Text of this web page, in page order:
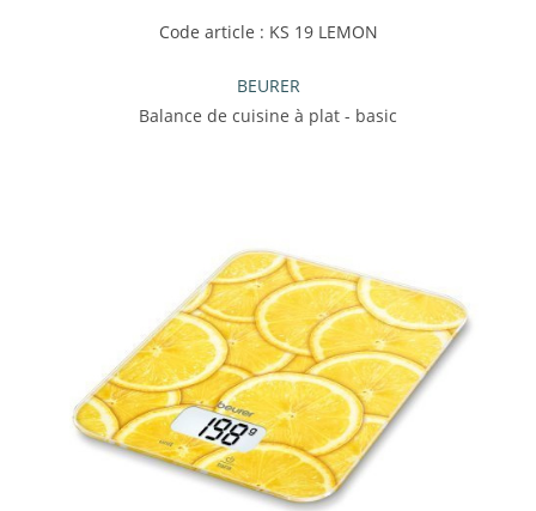
Code article : KS 19 LEMON
BEURER
Balance de cuisine à plat - basic